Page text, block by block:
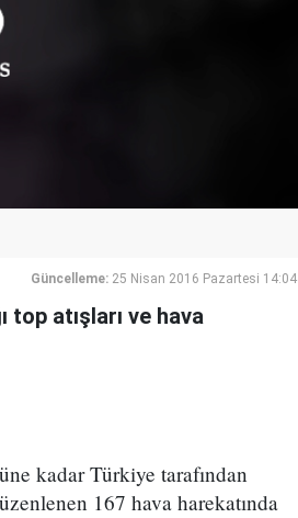
Güncelleme: 25 Nisan 2016 Pazartesi 14:04
top atışları ve hava
kadar Türkiye tarafından
167 hava harekatında